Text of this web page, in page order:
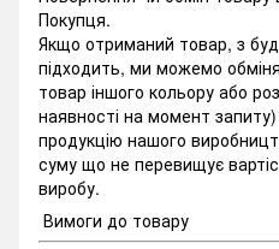
Покупця.
Якщо отриманий товар, з
підходить, ми можемо
товар іншого кольору або
наявності на момент
продукцію нашого
суму що не перевищує
виробу.
Вимоги до товару